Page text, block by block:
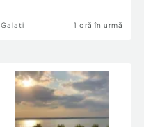
Galati 1 oră în urmă